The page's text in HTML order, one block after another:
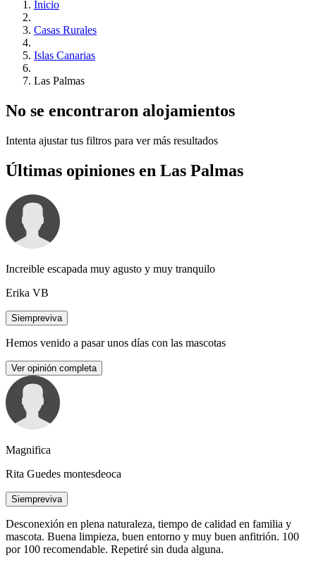
Inicio
Casas Rurales
Islas Canarias
Las Palmas
No se encontraron alojamientos
Intenta ajustar tus filtros para ver más resultados
Últimas opiniones en Las Palmas
Increible escapada muy agusto y muy tranquilo
Erika VB
Siempreviva
Hemos venido a pasar unos días con las mascotas
Ver opinión completa
Magnifica
Rita Guedes montesdeoca
Siempreviva
Desconexión en plena naturaleza, tiempo de calidad en familia y
mascota. Buena limpieza, buen entorno y muy buen anfitrión. 100
por 100 recomendable. Repetiré sin duda alguna.